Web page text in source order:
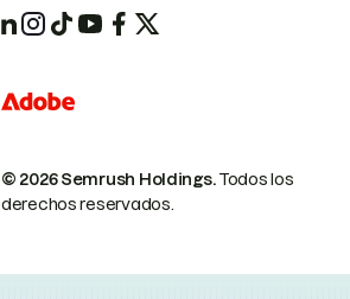
© 2026 Semrush Holdings.Todos los
derechos reservados.